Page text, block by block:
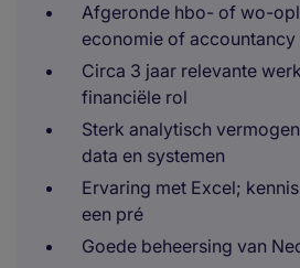
Afgeronde hbo- of wo-
economie of accountancy
Circa 3 jaar relevante
financiële rol
Sterk analytisch
data en systemen
Ervaring met Excel;
een pré
Goede beheersing van